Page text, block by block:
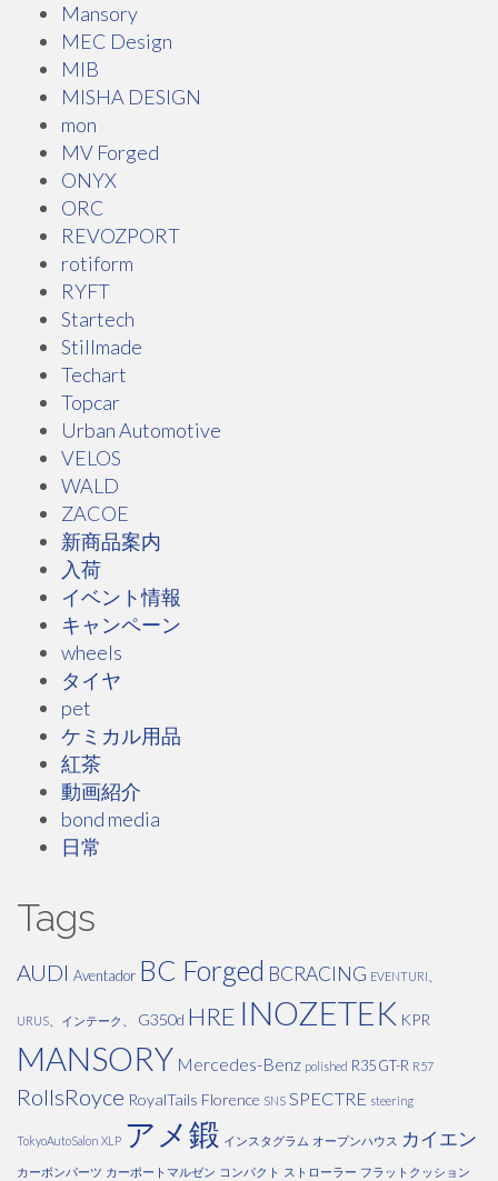
Mansory
MEC Design
MIB
MISHA DESIGN
mon
MV Forged
ONYX
ORC
REVOZPORT
rotiform
RYFT
Startech
Stillmade
Techart
Topcar
Urban Automotive
VELOS
WALD
ZACOE
新商品案内
入荷
イベント情報
キャンペーン
wheels
タイヤ
pet
ケミカル用品
紅茶
動画紹介
bond media
日常
Tags
AUDI Aventador BC Forged BCRACING EVENTURI、
URUS、インテーク、 G350d HRE INOZETEK KPR
MANSORY Mercedes-Benz polished R35 GT-R R57
RollsRoyce RoyalTails Florence SNS SPECTRE steering
TokyoAutoSalon XLP アメ鍛 インスタグラム オープンハウス カイエン
カーボンパーツ カーポートマルゼン コンパクト ストローラー フラットクッション